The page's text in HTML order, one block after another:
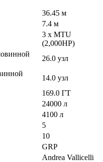
36.45 м
7.4 м
3 x MTU
(2,000HP)
26.0 узл
14.0 узл
169.0 ГТ
24000 л
4100 л
5
10
GRP
Andrea Vallicelli